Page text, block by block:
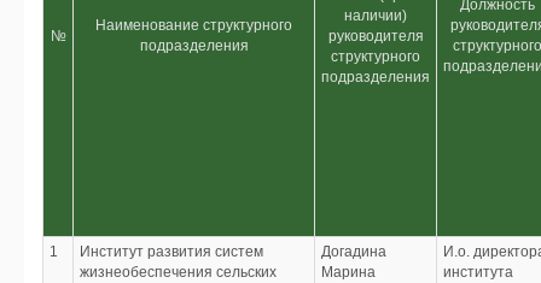
№
Наименование структурного
подразделения
наличии)
руководителя
структурного
подразделения
Должность
структурного
1
Институт развития систем
жизнеобеспечения сельских
Догадина
Марина
И.о.
института